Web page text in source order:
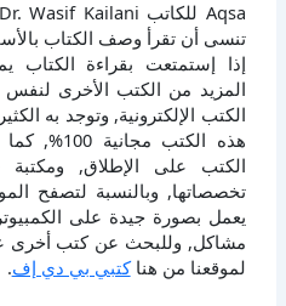
تنسى أن تقرأ وصف الكتاب
إذا إستمتعت بقراءة الكتاب
المزيد من الكتب الأخرى لنفس
الكتب الإلكترونية, وتوجد به
هذه الكتب
الكتب على الإطلاق, ومكتبة
يعمل بصورة جيدة على
مشاكل, وللبحث عن كتب أخرى
لموقعنا من هناكتبي بي دي إف.